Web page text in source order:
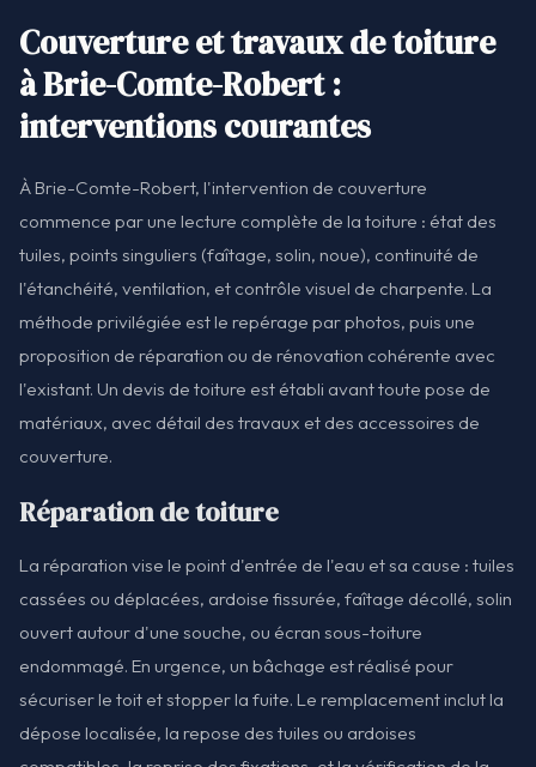
Couverture et travaux de toiture
à Brie-Comte-Robert :
interventions courantes
À Brie-Comte-Robert, l'intervention de couverture
commence par une lecture complète de la toiture : état des
tuiles, points singuliers (faîtage, solin, noue), continuité de
l'étanchéité, ventilation, et contrôle visuel de charpente. La
méthode privilégiée est le repérage par photos, puis une
proposition de réparation ou de rénovation cohérente avec
l'existant. Un devis de toiture est établi avant toute pose de
matériaux, avec détail des travaux et des accessoires de
couverture.
Réparation de toiture
La réparation vise le point d'entrée de l'eau et sa cause : tuiles
cassées ou déplacées, ardoise fissurée, faîtage décollé, solin
ouvert autour d'une souche, ou écran sous-toiture
endommagé. En urgence, un bâchage est réalisé pour
sécuriser le toit et stopper la fuite. Le remplacement inclut la
dépose localisée, la repose des tuiles ou ardoises